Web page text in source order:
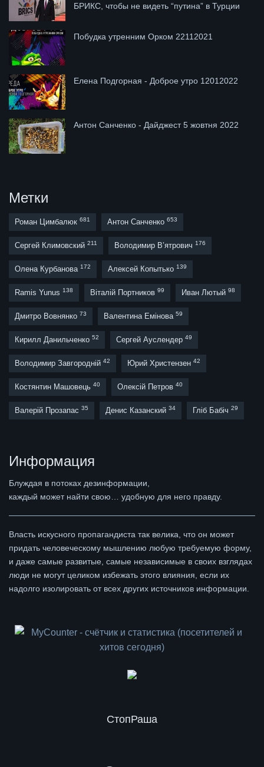
БРИКС, чтобы не видеть “путина” в Турции
Побудка утренним Орком 22112021
Елена Подгорная - Доброе утро 12012022
Антон Санченко - Дайджест 5 жовтня 2022
Метки
Роман Цимбалюк 681 Антон Санченко 653
Сергей Климовский 211 Володимир В’ятрович 176
Олена Курбанова 172 Алексей Копытько 139
Ramis Yunus 138 Віталій Портников 99 Иван Лютый 98
Дмитро Вовнянко 73 Валентина Емінова 59
Кирилл Данильченко 52 Сергей Ауслендер 49
Володимир Завгородній 42 Юрий Христензен 42
Костянтин Машовець 40 Олексій Петров 40
Валерій Прозапас 35 Денис Казанский 34 Гліб Бабіч 29
Информация
Блуждая в потоках дезинформации,
каждый может найти свою… удобную для него правду.
Власть искусного пропагандиста так велика, что он может
придать человеческому мышлению любую требуемую форму,
и даже самые развитые, самые независимые в своих взглядах
люди не могут целиком избежать этого влияния, если их
надолго изолировать от всех других источников информации.
СтопРаша